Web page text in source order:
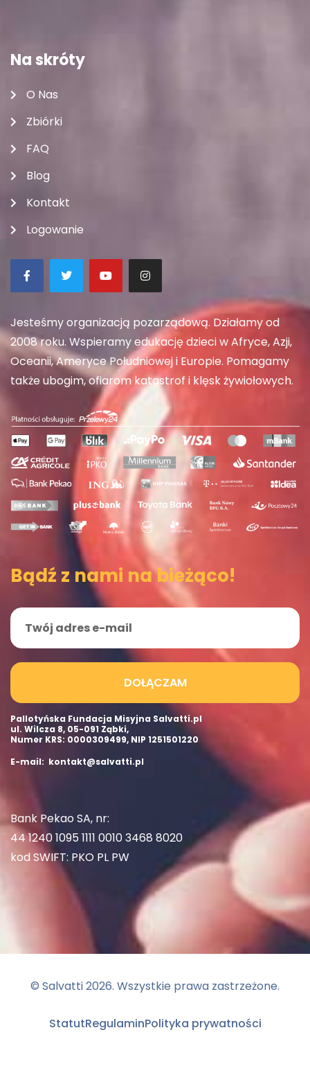
Na skróty
O Nas
Zbiórki
FAQ
Blog
Kontakt
Logowanie
Jesteśmy organizacją pozarządową. Działamy od
2008 roku. Wspieramy edukację dzieci w Afryce, Azji,
Oceanii, Ameryce Południowej i Europie. Pomagamy
także ubogim, ofiarom katastrof i klęsk żywiołowych.
Bądź z nami na bieżąco!
DOŁĄCZAM
Pallotyńska Fundacja Misyjna Salvatti.pl
ul. Wilcza 8, 05-091 Ząbki,
Numer KRS: 0000309499, NIP 1251501220
E-mail: kontakt@salvatti.pl
Bank Pekao SA, nr:
44 1240 1095 1111 0010 3468 8020
kod SWIFT: PKO PL PW
© Salvatti2026. Wszystkie prawa zastrzeżone.
StatutRegulaminPolityka prywatności